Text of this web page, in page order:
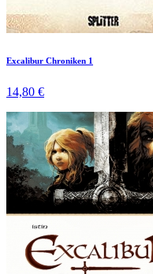
Excalibur Chroniken 1
14,80 €